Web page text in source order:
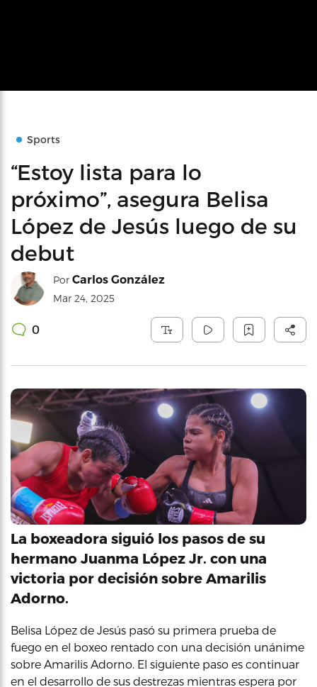
Sports
“Estoy lista para lo
próximo”, asegura Belisa
López de Jesús luego de su
debut
Por Carlos González
Mar 24, 2025
0
La boxeadora siguió los pasos de su
hermano Juanma López Jr. con una
victoria por decisión sobre Amarilis
Adorno.
Belisa López de Jesús pasó su primera prueba de
fuego en el boxeo rentado con una decisión unánime
sobre Amarilis Adorno. El siguiente paso es continuar
en el desarrollo de sus destrezas mientras espera por